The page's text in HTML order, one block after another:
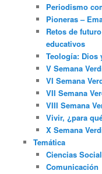
Periodismo
Pioneras –
Retos de
educativos
Teología: Dios
V Semana
VI Semana
VII Semana
VIII Semana
Vivir, ¿para
X Semana
Temática
Ciencias
Comunicación